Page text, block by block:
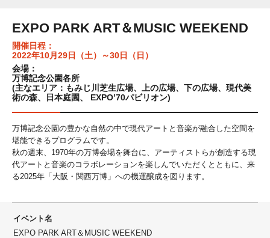
EXPO PARK ART＆MUSIC WEEKEND
開催日程：
2022年10月29日（土）～30日（日）
会場：
万博記念公園各所
(主なエリア：もみじ川芝生広場、上の広場、下の広場、現代美
術の森、日本庭園、 EXPO’70パビリオン)
万博記念公園の豊かな⾃然の中で現代アートと⾳楽が融合した空間を
堪能できるプログラムです。
秋の週末、1970年の万博会場を舞台に、アーティストらが創造する現
代アートと⾳楽のコラボレーションを楽しんでいただくとともに、来
る2025年「⼤阪・関⻄万博」への機運醸成を図ります。
イベント名
EXPO PARK ART＆MUSIC WEEKEND